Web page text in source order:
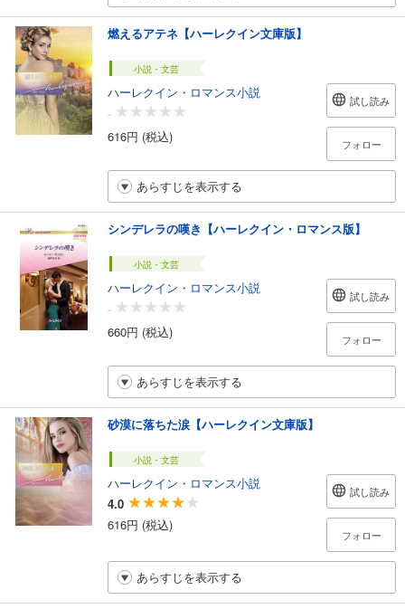
燃えるアテネ【ハーレクイン文庫版】
小説・文芸
ハーレクイン・ロマンス小説
-
616円 (税込)
試し読み
フォロー
あらすじを表示する
シンデレラの嘆き【ハーレクイン・ロマンス版】
小説・文芸
ハーレクイン・ロマンス小説
-
660円 (税込)
試し読み
フォロー
あらすじを表示する
砂漠に落ちた涙【ハーレクイン文庫版】
小説・文芸
ハーレクイン・ロマンス小説
4.0
616円 (税込)
試し読み
フォロー
あらすじを表示する